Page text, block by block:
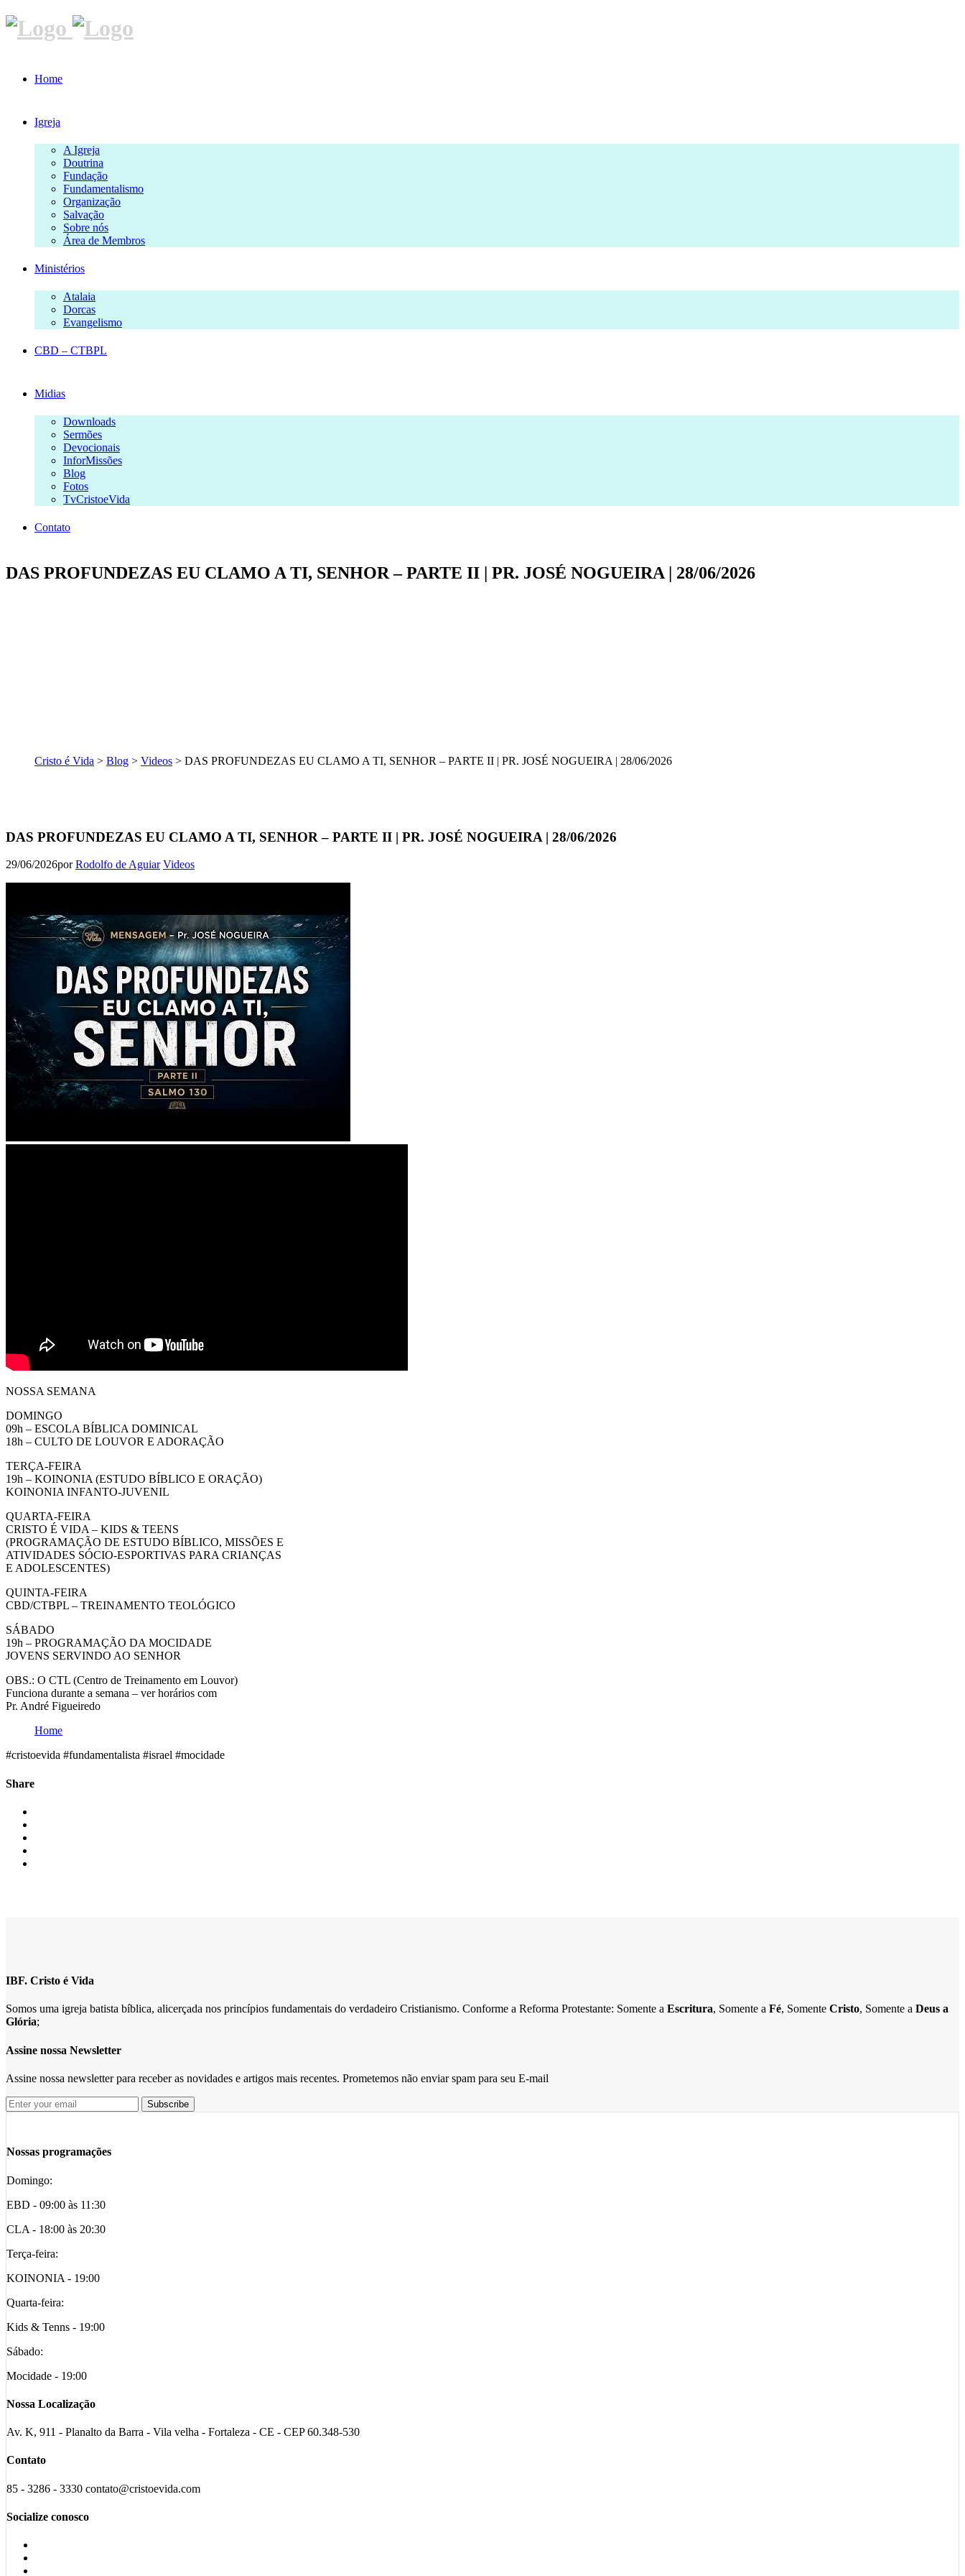
Home
Igreja
A Igreja
Doutrina
Fundação
Fundamentalismo
Organização
Salvação
Sobre nós
Área de Membros
Ministérios
Atalaia
Dorcas
Evangelismo
CBD – CTBPL
Midias
Downloads
Sermões
Devocionais
InforMissões
Blog
Fotos
TvCristoeVida
Contato
DAS PROFUNDEZAS EU CLAMO A TI, SENHOR – PARTE II | PR. JOSÉ NOGUEIRA | 28/06/2026
Cristo é Vida > Blog > Videos > DAS PROFUNDEZAS EU CLAMO A TI, SENHOR – PARTE II | PR. JOSÉ NOGUEIRA | 28/06/2026
DAS PROFUNDEZAS EU CLAMO A TI, SENHOR – PARTE II | PR. JOSÉ NOGUEIRA | 28/06/2026
29/06/2026porRodolfo de Aguiar Videos
NOSSA SEMANA
DOMINGO
09h – ESCOLA BÍBLICA DOMINICAL
18h – CULTO DE LOUVOR E ADORAÇÃO
TERÇA-FEIRA
19h – KOINONIA (ESTUDO BÍBLICO E ORAÇÃO)
KOINONIA INFANTO-JUVENIL
QUARTA-FEIRA
CRISTO É VIDA – KIDS & TEENS
(PROGRAMAÇÃO DE ESTUDO BÍBLICO, MISSÕES E
ATIVIDADES SÓCIO-ESPORTIVAS PARA CRIANÇAS
E ADOLESCENTES)
QUINTA-FEIRA
CBD/CTBPL – TREINAMENTO TEOLÓGICO
SÁBADO
19h – PROGRAMAÇÃO DA MOCIDADE
JOVENS SERVINDO AO SENHOR
OBS.: O CTL (Centro de Treinamento em Louvor)
Funciona durante a semana – ver horários com
Pr. André Figueiredo
Home
#cristoevida #fundamentalista #israel #mocidade
Share
IBF. Cristo é Vida
Somos uma igreja batista bíblica, alicerçada nos princípios fundamentais do verdadeiro Cristianismo. Conforme a Reforma Protestante: Somente a Escritura, Somente a Fé, Somente Cristo, Somente a Deus a
Glória;
Assine nossa Newsletter
Assine nossa newsletter para receber as novidades e artigos mais recentes. Prometemos não enviar spam para seu E-mail
Nossas programações
Domingo:
EBD - 09:00 às 11:30
CLA - 18:00 às 20:30
Terça-feira:
KOINONIA - 19:00
Quarta-feira:
Kids & Tenns - 19:00
Sábado:
Mocidade - 19:00
Nossa Localização
Av. K, 911 - Planalto da Barra - Vila velha - Fortaleza - CE - CEP 60.348-530
Contato
85 - 3286 - 3330 contato@cristoevida.com
Socialize conosco